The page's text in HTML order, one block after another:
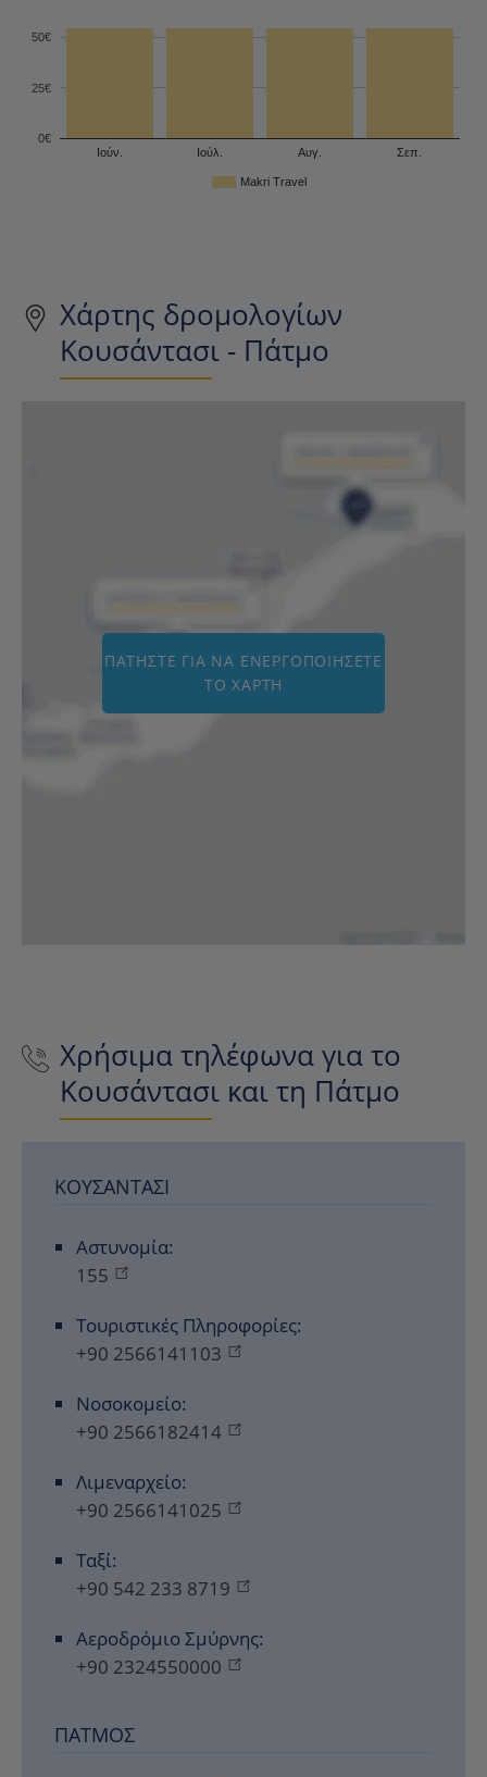
Makri Travel
Ιούν. Ιούλ. Αυγ. Σεπ.
0€
25€
50€
Χάρτης δρομολογίων
Κουσάντασι - Πάτμο
ΠΑΤΉΣΤΕ ΓΙΑ ΝΑ ΕΝΕΡΓΟΠΟΙΉΣΕΤΕ
ΤΟ ΧΆΡΤΗ
Χρήσιμα τηλέφωνα για το
Κουσάντασι και τη Πάτμο
ΚΟΥΣΆΝΤΑΣΙ
Αστυνομία:
155
Τουριστικές Πληροφορίες:
+90 2566141103
Νοσοκομείο:
+90 2566182414
Λιμεναρχείο:
+90 2566141025
Ταξί:
+90 542 233 8719
Αεροδρόμιο Σμύρνης:
+90 2324550000
ΠΆΤΜΟΣ